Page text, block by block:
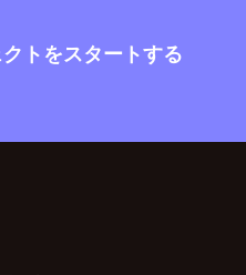
トをスタートする